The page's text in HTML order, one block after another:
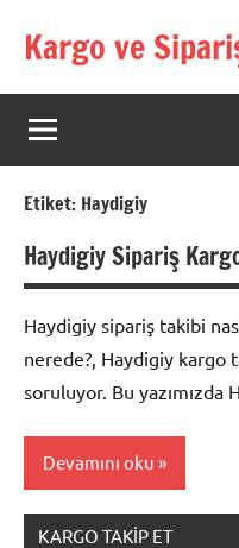
Kargo ve
Kargo
Takip
Rehberi
Etiket: Haydigiy
Haydigiy Sipariş
Haydigiy sipariş takibi
nerede?, Haydigiy kargo
soruluyor. Bu
Devamını oku
Kargo
KARGO TAKIP ET